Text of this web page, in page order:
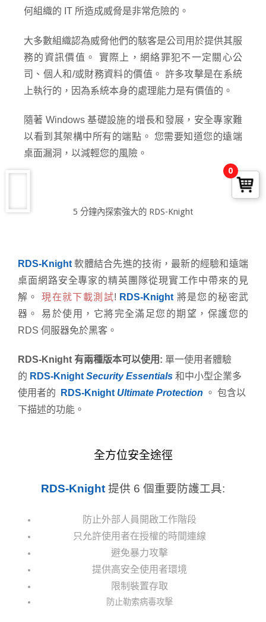
何組織的 IT 所造成威脅是非常危險的。
大多數組織認為威脅他們的駭客是公司用於提供其服
務的資訊價值。 實際上，網絡罪犯不一定關心公
司、個人和/或財務資料的價值。 許多攻擊是在系統
上執行的，因為系統本身的處理能力是有價值的。
隨著 Windows 基礎設施的增長和發展，安全專家難
以看到其架構中所有的端點。 您需要知道您的遠端
桌面漏洞，以減輕您的風險。
5 分鐘內探索強大的 RDS-Knight
RDS-Knight 軟體結合先進的技術，最新的經驗和遠端
桌面網路安全專家的精英團隊從現實工作中帶來的見
解。現在就下載測試! RDS-Knight 將是您的秘密武
器。 易於使用，它將完全滿足您的期望，保護您的
RDS 伺服器免於黑客。
RDS-Knight 有兩種版本可以使用: 單一使用者體驗
的 RDS-Knight Security Essentials 和中小型企業多
使用者的
RDS-Knight Ultimate Protection 。 包含以
下描述的功能。
全方位安全途徑
RDS-Knight 提供 6 個重要防護工具:
防止外部人員開啟工作階段
只允許使用者在授權的時間連線
避免暴力攻擊
提供高安全使用者環境
限制裝置存取
防止勒索病毒攻擊
0